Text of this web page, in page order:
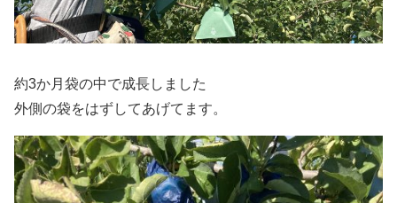
約3か月袋の中で成長しました
外側の袋をはずしてあげてます。